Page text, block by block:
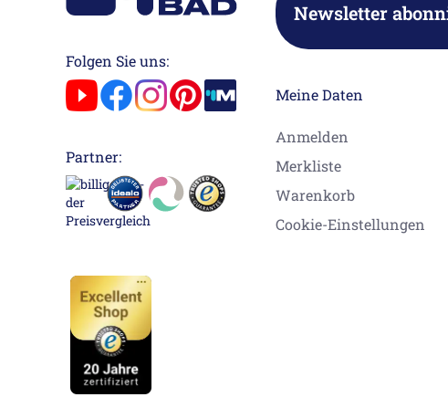
Folgen Sie uns:
Partner:
Newsletter
Meine Daten
Anmelden
Merkliste
Warenkorb
Cookie-Einstellungen